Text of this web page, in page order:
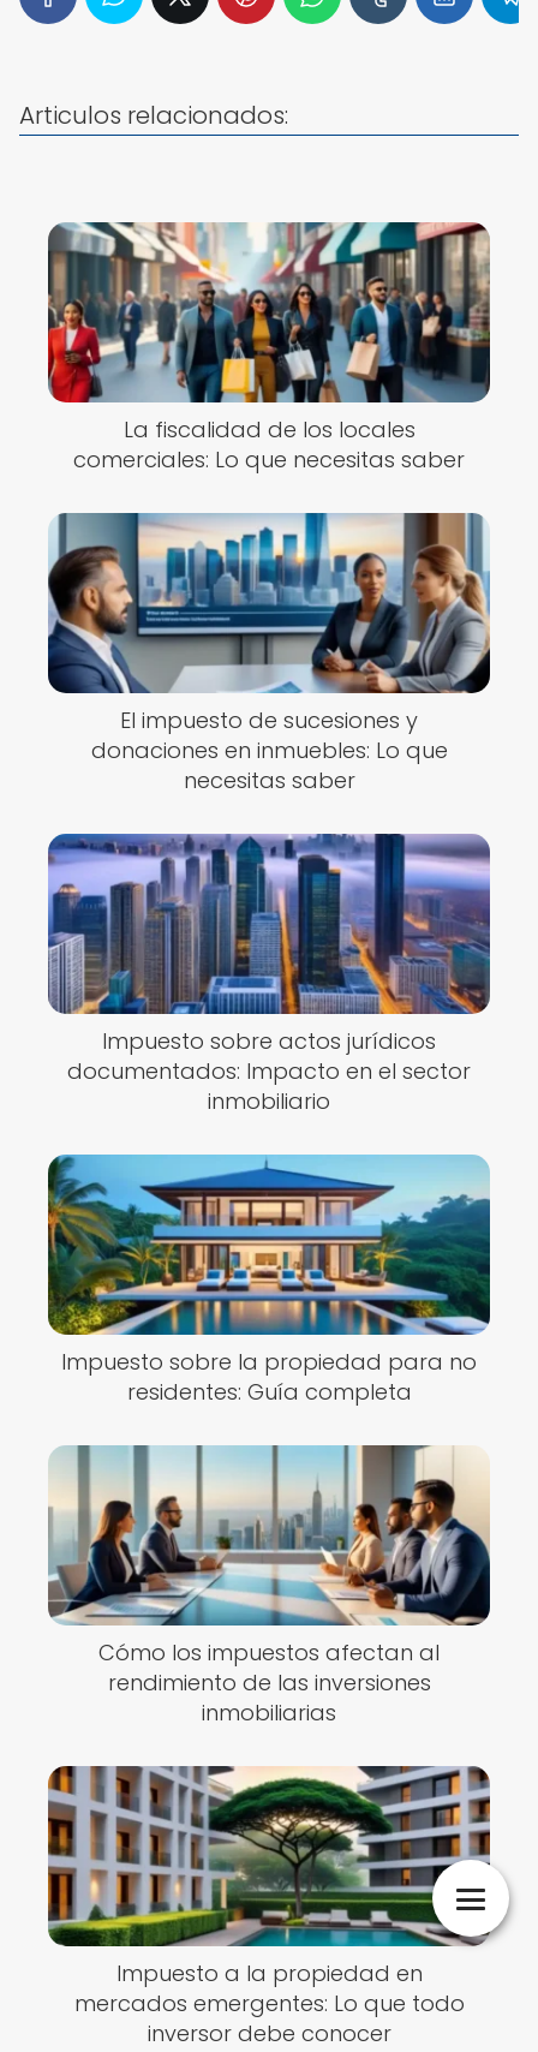
Articulos relacionados:
La fiscalidad de los locales
comerciales: Lo que necesitas saber
El impuesto de sucesiones y
donaciones en inmuebles: Lo que
necesitas saber
Impuesto sobre actos jurídicos
documentados: Impacto en el sector
inmobiliario
Impuesto sobre la propiedad para no
residentes: Guía completa
Cómo los impuestos afectan al
rendimiento de las inversiones
inmobiliarias
Impuesto a la propiedad en
mercados emergentes: Lo que todo
inversor debe conocer